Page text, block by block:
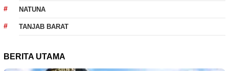
NATUNA
TANJAB BARAT
BERITA UTAMA